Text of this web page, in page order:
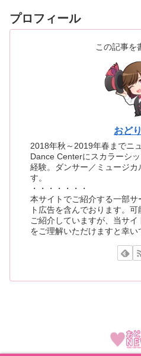
プロフィール
この記事を
おど
2018年秋～2019年春までニ
Dance Centerにスカラーシ
経験。ダンサー／ミュージカ
す。
・・・・・・・
本サイトでご紹介する一部
ト広告を含んでおります。
ご紹介していますが、当サイ
をご理解いただけますと幸い